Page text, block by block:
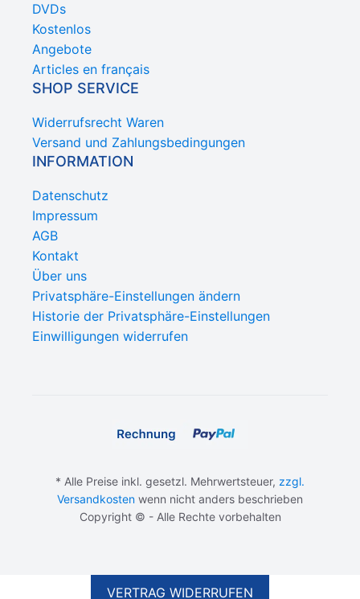
DVDs
Kostenlos
Angebote
Articles en français
SHOP SERVICE
Widerrufsrecht Waren
Versand und Zahlungsbedingungen
INFORMATION
Datenschutz
Impressum
AGB
Kontakt
Über uns
Privatsphäre-Einstellungen ändern
Historie der Privatsphäre-Einstellungen
Einwilligungen widerrufen
* Alle Preise inkl. gesetzl. Mehrwertsteuer, zzgl.
Versandkosten wenn nicht anders beschrieben
Copyright © - Alle Rechte vorbehalten
CHF0.00 IN DEN WARENKORB
VERTRAG WIDERRUFEN